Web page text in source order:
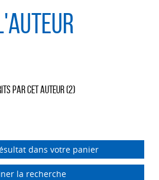
par cet auteur (2)
dans votre panier
la recherche